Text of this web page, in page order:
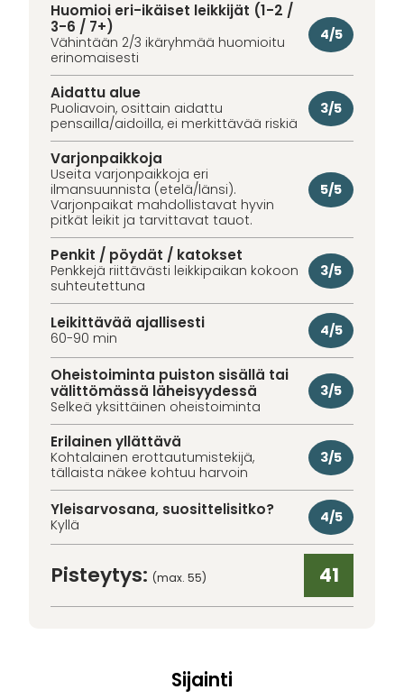
Huomioi eri-ikäiset leikkijät (1-2 /
3-6 / 7+)
Vähintään 2/3 ikäryhmää huomioitu
erinomaisesti
4/5
Aidattu alue
Puoliavoin, osittain aidattu
pensailla/aidoilla, ei merkittävää riskiä
3/5
Varjonpaikkoja
Useita varjonpaikkoja eri
ilmansuunnista (etelä/länsi).
Varjonpaikat mahdollistavat hyvin
pitkät leikit ja tarvittavat tauot.
5/5
Penkit / pöydät / katokset
Penkkejä riittävästi leikkipaikan kokoon
suhteutettuna
3/5
Leikittävää ajallisesti
60-90 min 4/5
Oheistoiminta puiston sisällä tai
välittömässä läheisyydessä
Selkeä yksittäinen oheistoiminta
3/5
Erilainen yllättävä
Kohtalainen erottautumistekijä,
tällaista näkee kohtuu harvoin
3/5
Yleisarvosana, suosittelisitko?
Kyllä 4/5
Pisteytys: (max. 55) 41
Sijainti